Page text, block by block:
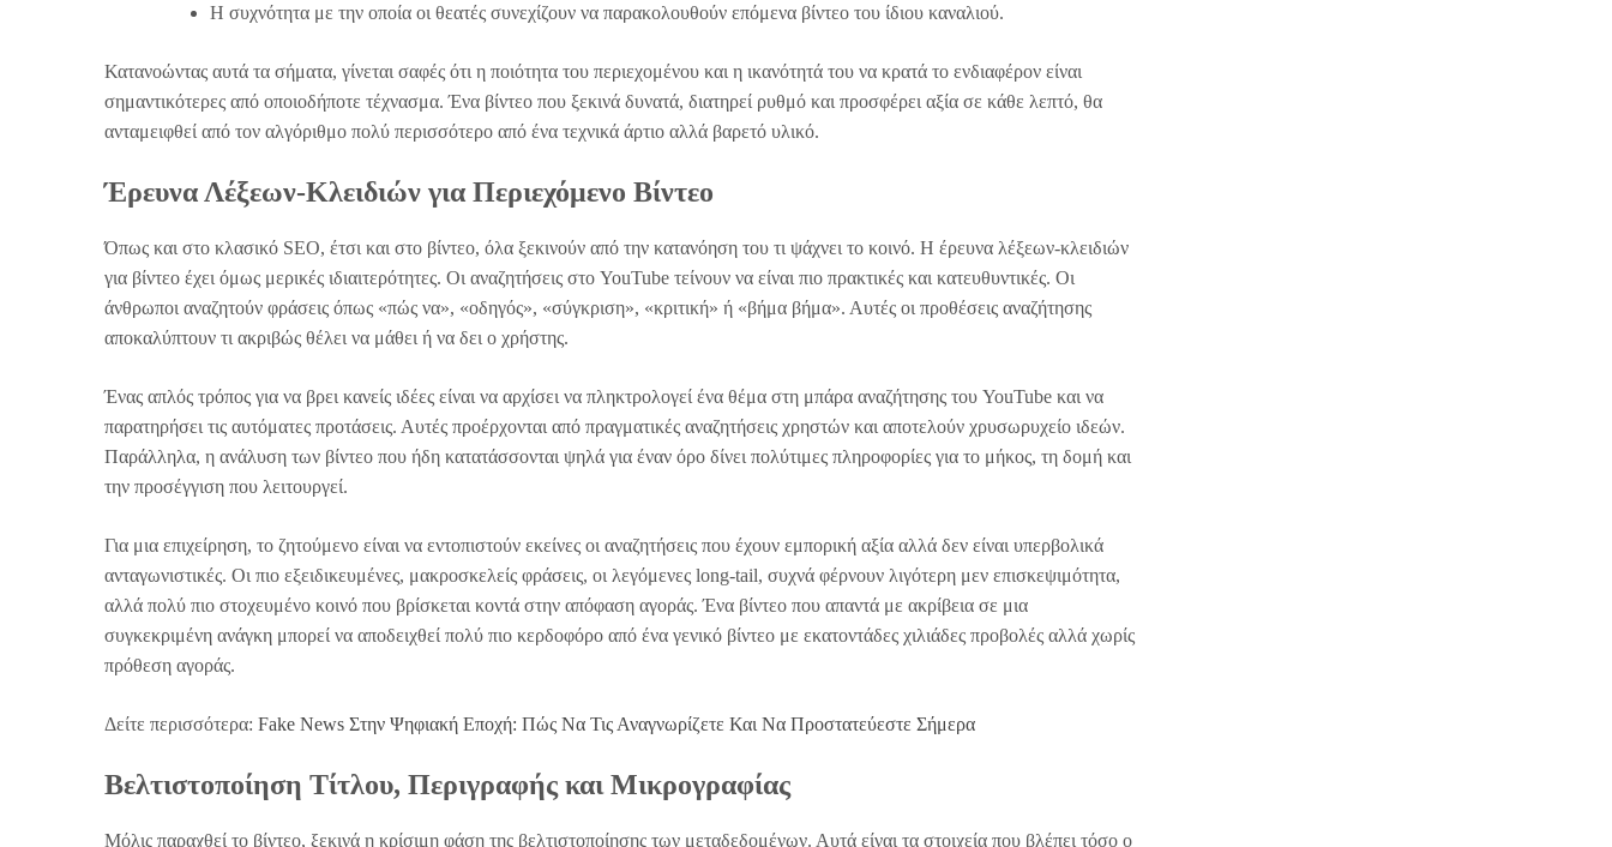
Η συχνότητα με την οποία οι θεατές συνεχίζουν να παρακολουθούν επόμενα βίντεο του ίδιου καναλιού.
Κατανοώντας αυτά τα σήματα, γίνεται σαφές ότι η ποιότητα του περιεχομένου και η ικανότητά του να κρατά το ενδιαφέρον είναι
σημαντικότερες από οποιοδήποτε τέχνασμα. Ένα βίντεο που ξεκινά δυνατά, διατηρεί ρυθμό και προσφέρει αξία σε κάθε λεπτό, θα
ανταμειφθεί από τον αλγόριθμο πολύ περισσότερο από ένα τεχνικά άρτιο αλλά βαρετό υλικό.
Έρευνα Λέξεων-Κλειδιών για Περιεχόμενο Βίντεο
Όπως και στο κλασικό SEO, έτσι και στο βίντεο, όλα ξεκινούν από την κατανόηση του τι ψάχνει το κοινό. Η έρευνα λέξεων-κλειδιών
για βίντεο έχει όμως μερικές ιδιαιτερότητες. Οι αναζητήσεις στο YouTube τείνουν να είναι πιο πρακτικές και κατευθυντικές. Οι
άνθρωποι αναζητούν φράσεις όπως «πώς να», «οδηγός», «σύγκριση», «κριτική» ή «βήμα βήμα». Αυτές οι προθέσεις αναζήτησης
αποκαλύπτουν τι ακριβώς θέλει να μάθει ή να δει ο χρήστης.
Ένας απλός τρόπος για να βρει κανείς ιδέες είναι να αρχίσει να πληκτρολογεί ένα θέμα στη μπάρα αναζήτησης του YouTube και να
παρατηρήσει τις αυτόματες προτάσεις. Αυτές προέρχονται από πραγματικές αναζητήσεις χρηστών και αποτελούν χρυσωρυχείο ιδεών.
Παράλληλα, η ανάλυση των βίντεο που ήδη κατατάσσονται ψηλά για έναν όρο δίνει πολύτιμες πληροφορίες για το μήκος, τη δομή και
την προσέγγιση που λειτουργεί.
Για μια επιχείρηση, το ζητούμενο είναι να εντοπιστούν εκείνες οι αναζητήσεις που έχουν εμπορική αξία αλλά δεν είναι υπερβολικά
ανταγωνιστικές. Οι πιο εξειδικευμένες, μακροσκελείς φράσεις, οι λεγόμενες long-tail, συχνά φέρνουν λιγότερη μεν επισκεψιμότητα,
αλλά πολύ πιο στοχευμένο κοινό που βρίσκεται κοντά στην απόφαση αγοράς. Ένα βίντεο που απαντά με ακρίβεια σε μια
συγκεκριμένη ανάγκη μπορεί να αποδειχθεί πολύ πιο κερδοφόρο από ένα γενικό βίντεο με εκατοντάδες χιλιάδες προβολές αλλά χωρίς
πρόθεση αγοράς.
Δείτε περισσότερα: Fake News Στην Ψηφιακή Εποχή: Πώς Να Τις Αναγνωρίζετε Και Να Προστατεύεστε Σήμερα
Βελτιστοποίηση Τίτλου, Περιγραφής και Μικρογραφίας
Μόλις παραχθεί το βίντεο, ξεκινά η κρίσιμη φάση της βελτιστοποίησης των μεταδεδομένων. Αυτά είναι τα στοιχεία που βλέπει τόσο ο